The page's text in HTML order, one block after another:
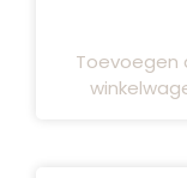
Toevoegen